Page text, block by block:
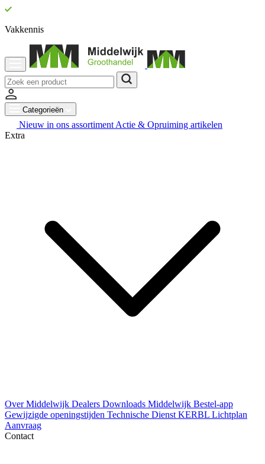
Vakkennis
Categorieën
Nieuw in ons assortiment Actie & Opruiming artikelen
Extra
Over Middelwijk Dealers Downloads Middelwijk Bestel-app
Gewijzigde openingstijden Technische Dienst KERBL Lichtplan
Aanvraag
Contact